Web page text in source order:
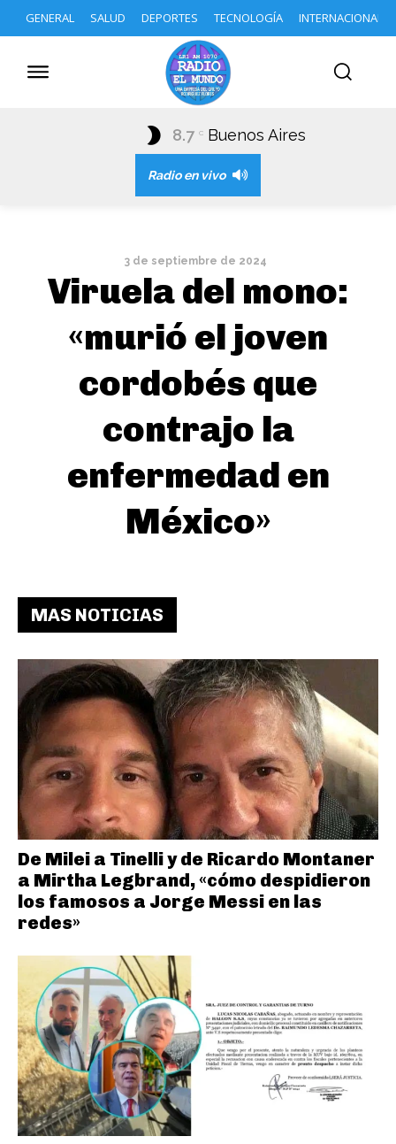
GENERAL SALUD DEPORTES TECNOLOGÍA INTERNACIONAL
8.7 C Buenos Aires
Radio en vivo
3 de septiembre de 2024
Viruela del mono:
«murió el joven
cordobés que
contrajo la
enfermedad en
México»
MAS NOTICIAS
De Milei a Tinelli y de Ricardo Montaner
a Mirtha Legbrand, «cómo despidieron
los famosos a Jorge Messi en las
redes»